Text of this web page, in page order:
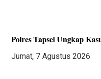
Polres Tapsel Ungkap
Jumat, 7 Agustus 2026